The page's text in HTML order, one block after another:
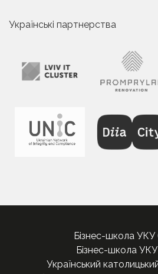
Українські партнерства
Бізнес-школа
Бізнес-школа
Український